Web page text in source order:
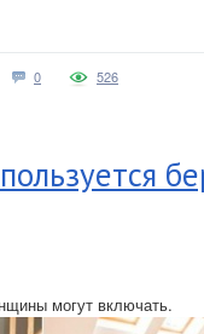
0 526
могут включать.